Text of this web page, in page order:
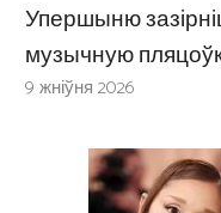
Упершыню
музычную
9 жніўня 2026